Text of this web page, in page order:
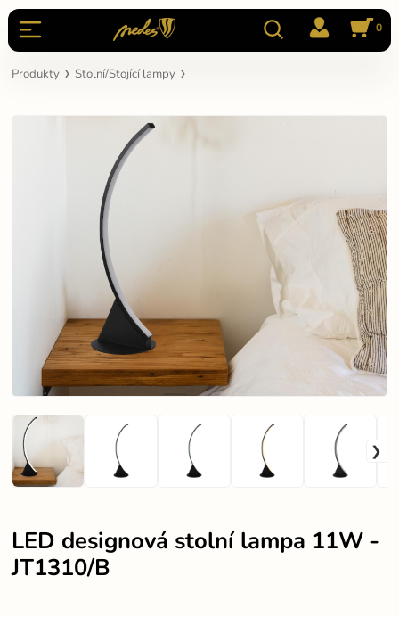
0
Produkty Stolní/Stojící lampy
LED designová stolní lampa 11W -
JT1310/B